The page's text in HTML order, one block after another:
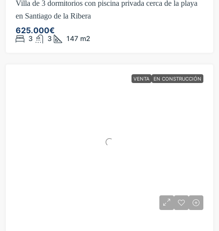
Villa de 3 dormitorios con piscina privada cerca de la playa
en Santiago de la Ribera
625.000€
3 3 147 m2
VENTA EN CONSTRUCCIÓN